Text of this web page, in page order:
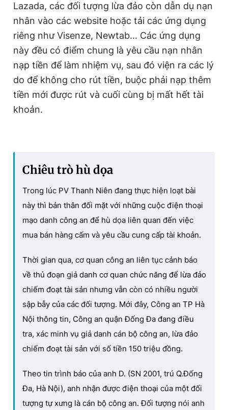
Lazada, các đối tượng lừa đảo còn dẫn dụ nạn
nhân vào các website hoặc tải các ứng dụng
riêng như Visenze, Newtab... Các ứng dụng
này đều có điểm chung là yêu cầu nạn nhân
nạp tiền để làm nhiệm vụ, sau đó viện ra các lý
do để không cho rút tiền, buộc phải nạp thêm
tiền mới được rút và cuối cùng bị mất hết tài
khoản.
Chiêu trò hù dọa
Trong lúc PV Thanh Niên đang thực hiện loạt bài
này thì bản thân đối mặt với những cuộc điện thoại
mạo danh công an để hù dọa liên quan đến việc
mua bán hàng cấm và yêu cầu cung cấp tài khoản.
Thời gian qua, cơ quan công an liên tục cảnh báo
về thủ đoạn giả danh cơ quan chức năng để lừa đảo
chiếm đoạt tài sản nhưng vẫn còn có nhiều người
sập bẫy của các đối tượng. Mới đây, Công an TP Hà
Nội thông tin, Công an quận Đống Đa đang điều
tra, xác minh vụ giả danh cán bộ công an, lừa đảo
chiếm đoạt tài sản với số tiền 150 triệu đồng.
Theo tin trình báo của anh D. (SN 2001, trú Q.Đống
Đa, Hà Nội), anh nhận được điện thoại của một đối
tượng tự xưng là cán bộ công an. Đối tượng nói anh